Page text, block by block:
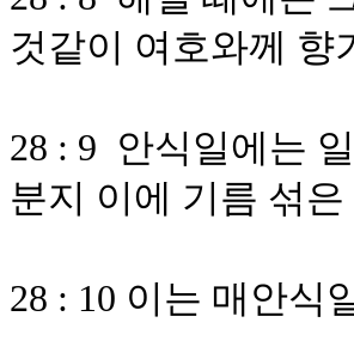
것같이 여호와께 향
28 : 9 안식일에는
분지 이에 기름 섞
28 : 10 이는 매안식